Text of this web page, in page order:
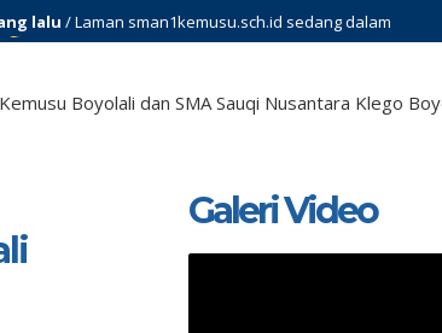
sman1kemusu.sch.id sedang dalam
Boyolali dan SMA Sauqi Nusantara Klego
Galeri Video